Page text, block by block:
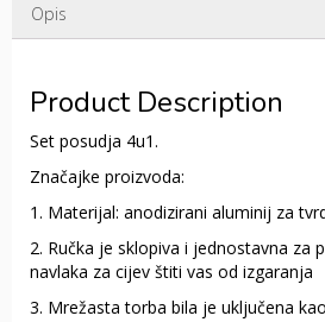
Opis
Product Description
Set posudja 4u1.
Značajke proizvoda:
1. Materijal: anodizirani aluminij za
2. Ručka je sklopiva i jednostavna za
navlaka za cijev štiti vas od izgaranja
3. Mrežasta torba bila je uključena